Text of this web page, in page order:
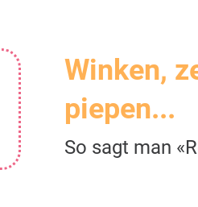
Winken,
piepen...
So sagt man